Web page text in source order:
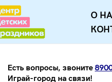
О
Есть вопросы, звоните
Играй-город на связи!